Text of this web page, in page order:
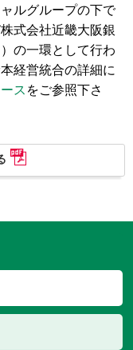
ルグループの下で
式会社近畿大阪銀
の一環として行わ
経営統合の詳細に
ス をご参照下さ